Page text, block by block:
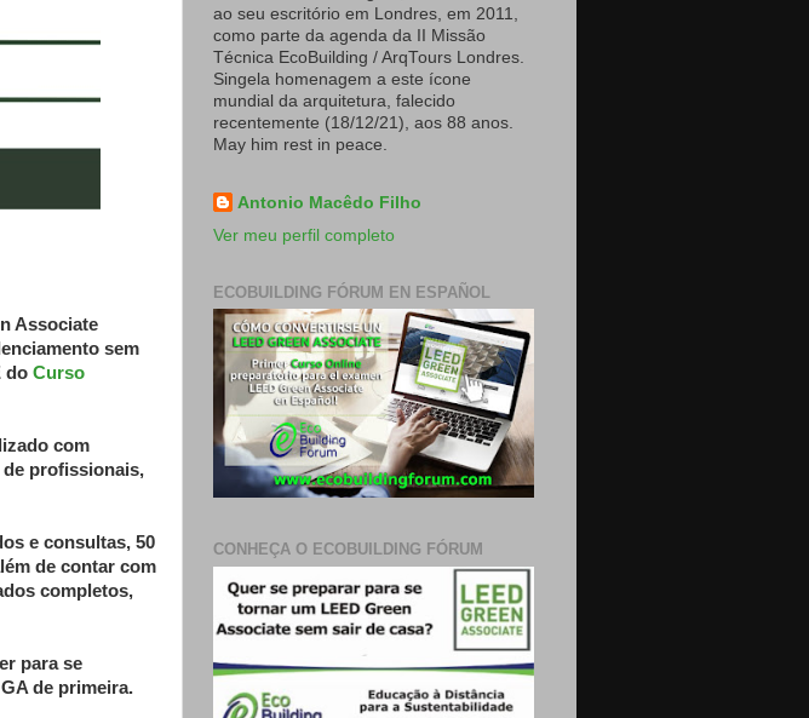
Associate
sem
do Curso
com
de profissionais,
e consultas, 50
de contar com
completos,
para se
de primeira.
ao seu escritório em Londres, em 2011,
como parte da agenda da II Missão
Técnica EcoBuilding / ArqTours Londres.
Singela homenagem a este ícone
mundial da arquitetura, falecido
recentemente (18/12/21), aos 88 anos.
May him rest in peace.
Antonio Macêdo Filho
Ver meu perfil completo
ECOBUILDING FÓRUM EN ESPAÑOL
CONHEÇA O ECOBUILDING FÓRUM